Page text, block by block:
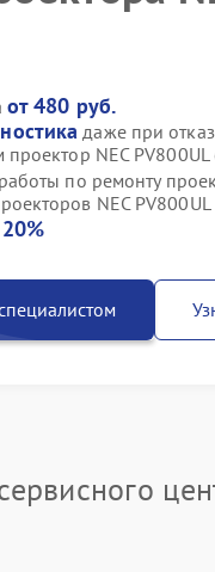
от 480 руб.
даже при
NEC PV800UL
по ремонту
NEC PV800UL
20%